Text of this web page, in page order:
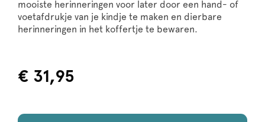
mooiste herinneringen voor later door een hand- of
voetafdrukje van je kindje te maken en dierbare
herinneringen in het koffertje te bewaren.
€ 31,95